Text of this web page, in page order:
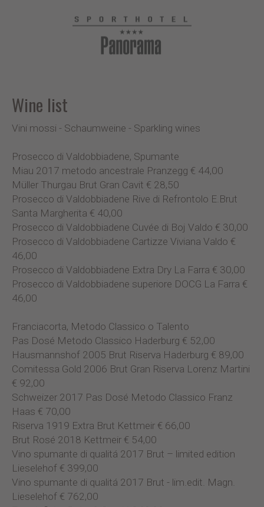
Wine list
Vini mossi - Schaumweine - Sparkling wines
Prosecco di Valdobbiadene, Spumante
Miau 2017 metodo ancestrale Pranzegg € 44,00
Müller Thurgau Brut Gran Cavit € 28,50
Prosecco di Valdobbiadene Rive di Refrontolo E.Brut
Santa Margherita € 40,00
Prosecco di Valdobbiadene Cuvée di Boj Valdo € 30,00
Prosecco di Valdobbiadene Cartizze Viviana Valdo €
46,00
Prosecco di Valdobbiadene Extra Dry La Farra € 30,00
Prosecco di Valdobbiadene superiore DOCG La Farra €
46,00
Franciacorta, Metodo Classico o Talento
Pas Dosé Metodo Classico Haderburg € 52,00
Hausmannshof 2005 Brut Riserva Haderburg € 89,00
Comitessa Gold 2006 Brut Gran Riserva Lorenz Martini
€ 92,00
Schweizer 2017 Pas Dosé Metodo Classico Franz
Haas € 70,00
Riserva 1919 Extra Brut Kettmeir € 66,00
Brut Rosé 2018 Kettmeir € 54,00
Vino spumante di qualitá 2017 Brut – limited edition
Lieselehof € 399,00
Vino spumante di qualitá 2017 Brut - lim.edit. Magn.
Lieselehof € 762,00